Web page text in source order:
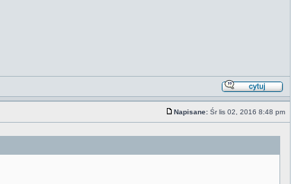
Napisane: Śr lis 02, 2016 8:48 pm